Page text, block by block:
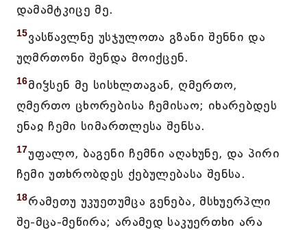
დამამტკიცე მე.
15ვასწავლნე უსჯულოთა გზანი შენნი და
უღმრთონი შენდა მოიქცენ.
16მიჴსენ მე სისხლთაგან, ღმერთო,
ღმერთო ცხორებისა ჩემისაო; იხარებდეს
ენაჲ ჩემი სიმართლესა შენსა.
17უფალო, ბაგენი ჩემნი აღახუნე, და პირი
ჩემი უთხრობდეს ქებულებასა შენსა.
18რამეთუ უკუეთუმცა გენება, მსხუერპლი
შე-მცა-მეწირა; არამედ საკუერთხი არა